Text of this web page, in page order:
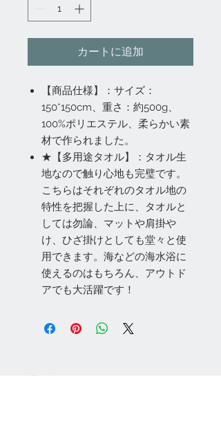
カートに追加
【商品仕様】：サイズ：
150*150cm、重さ：約500g、
100%ポリエステル、柔らかい素
材で作られました。
★【多用途タオル】：タオル生
地なので触り心地も完璧です。
こちらはそれぞれのタオル地の
特性を把握した上に、タオルと
しては勿論、マットや肩掛や
け、ひざ掛けとしても堂々と使
用できます。海などの海水浴に
使えるのはもちろん、アウトド
アでも大活躍です！